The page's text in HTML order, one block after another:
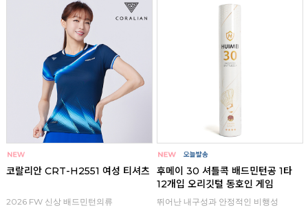
코랄리안 CRT-H2551 여성 티셔츠
2026 FW 신상 배드민턴의류
후메이 30 셔틀콕 배드민턴공 1타
12개입 오리깃털 동호인 게임
뛰어난 내구성과 안정적인 비행성